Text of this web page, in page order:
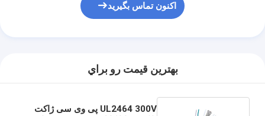
اکنون تماس بگیرید
بهترين قيمت رو براي
UL2464 300V پی وی سی ژاکت